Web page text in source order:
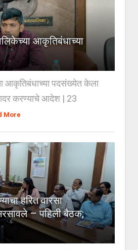
आकृतिबंधाच्या
आकृतिबंधाच्या पदसंख्येत केला
करण्याचे आदेश | 23
More
हरित वारसा
– पहिली बैठक;